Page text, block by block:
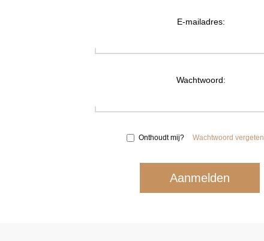
E-mailadres:
Wachtwoord:
Onthoudt mij? Wachtwoord